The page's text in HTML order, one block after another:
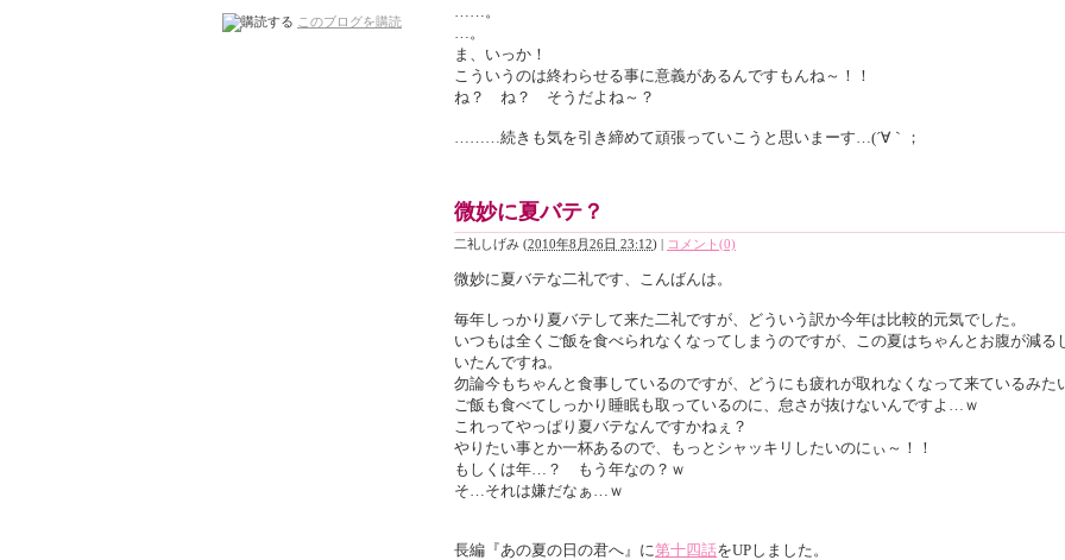
……。
…。
ま、いっか！
こういうのは終わらせる事に意義があるんですもんね～！！
ね？ ね？ そうだよね～？
………続きも気を引き締めて頑張っていこうと思いまーす…(´∀｀；
微妙に夏バテ？
二礼しげみ (2010年8月26日 23:12) | コメント(0)
微妙に夏バテな二礼です、こんばんは。
毎年しっかり夏バテして来た二礼ですが、どういう訳か今年は比較的元気でした。
いつもは全くご飯を食べられなくなってしまうのですが、この夏はちゃんとお腹が減る
いたんですね。
勿論今もちゃんと食事しているのですが、どうにも疲れが取れなくなって来ているみた
ご飯も食べてしっかり睡眠も取っているのに、怠さが抜けないんですよ…ｗ
これってやっぱり夏バテなんですかねぇ？
やりたい事とか一杯あるので、もっとシャッキリしたいのにぃ～！！
もしくは年…？ もう年なの？ｗ
そ…それは嫌だなぁ…ｗ
長編『あの夏の日の君へ』に第十四話をUPしました。
このブログを購読